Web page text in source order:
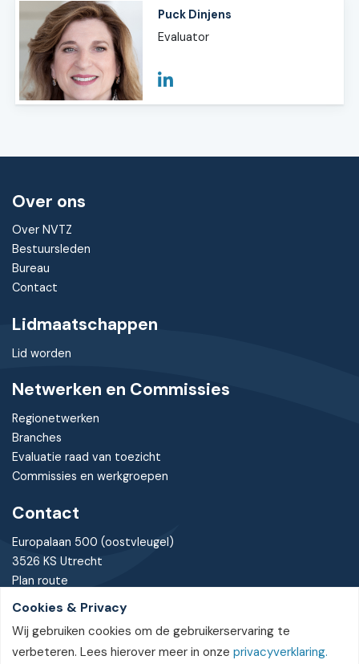
Cookies & Privacy
Wij gebruiken cookies om de gebruikerservaring te
verbeteren. Lees hierover meer in onzeprivacyverklaring.
Puck Dinjens
Evaluator
Over ons
Over NVTZ
Bestuursleden
Bureau
Contact
Lidmaatschappen
Lid worden
Netwerken en Commissies
Regionetwerken
Branches
Evaluatie raad van toezicht
Commissies en werkgroepen
Contact
Europalaan 500 (oostvleugel)
3526 KS Utrecht
Plan route
030 - 7370085
bureau@nvtz.nl